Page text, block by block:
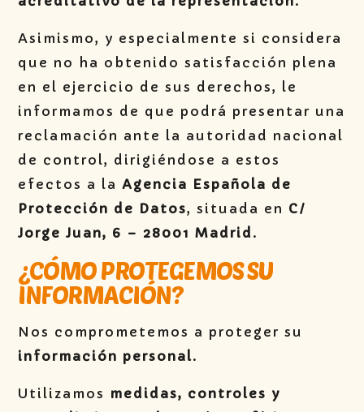
Asimismo, y especialmente si considera
que no ha obtenido satisfacción plena
en el ejercicio de sus derechos, le
informamos de que podrá presentar una
reclamación ante la autoridad nacional
de control, dirigiéndose a estos
efectos a laAgencia Española de
Protección de Datos, situada en C/
Jorge Juan, 6 – 28001 Madrid .
¿CÓMO PROTEGEMOS SU
INFORMACIÓN?
Nos comprometemos a proteger su
información personal.
Utilizamos medidas, controles y